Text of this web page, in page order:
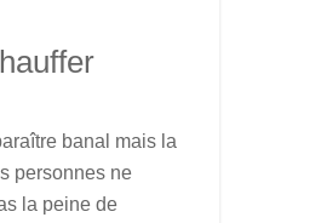
banal mais la
personnes ne
la peine de